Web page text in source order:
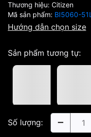
Thương hiệu: Citizen
Mã sản phẩm: BI5060-51L
Hướng dẫn chọn size
Sản phẩm tương tự:
Số lượng: